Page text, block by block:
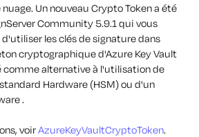
Un nouveau Crypto Token a été
Community 5.9.1 qui vous
les clés de signature dans
cryptographique d'Azure Key Vault
alternative à l'utilisation de
Hardware (HSM) ou d'un
.
voirAzureKeyVaultCryptoToken.